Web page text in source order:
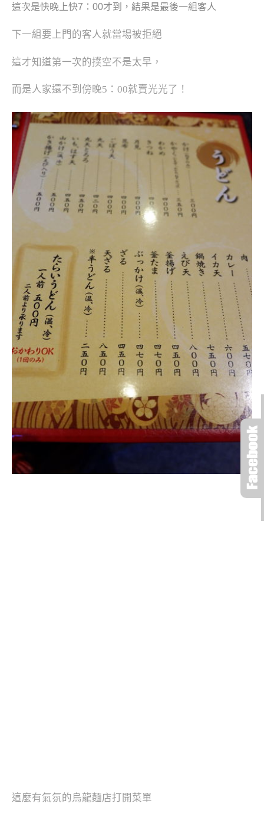
這次是快晚上快7：00才到，結果是最後一組客人
下一組要上門的客人就當場被拒絕
這才知道第一次的撲空不是太早，
而是人家還不到傍晚5：00就賣光光了！
這麼有氣氛的烏龍麵店打開菜單